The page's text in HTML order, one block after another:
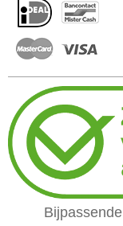
Bijpassende